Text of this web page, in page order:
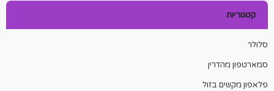
קטגוריות
סלולר
סמארטפון מהדרין
פלאפון מקשים בזול